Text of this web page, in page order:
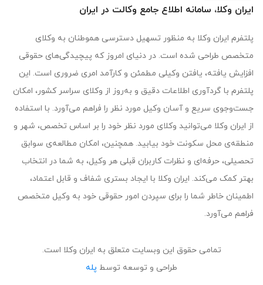
ایران وکلا، سامانه اطلاع جامع وکالت در ایران
پلتفرم ایران وکلا به منظور تسهیل دسترسی هموطنان به وکلای
متخصص طراحی شده است. در دنیای امروز که پیچیدگی‌های حقوقی
افزایش یافته، یافتن وکیلی مطمئن و کارآمد امری ضروری است. این
پلتفرم با گردآوری اطلاعات دقیق و به‌روز از وکلای سراسر کشور، امکان
جست‌وجوی سریع و آسان وکیل مورد نظر را فراهم می‌آورد. با استفاده
از ایران وکلا می‌توانید وکلای مورد نظر خود را بر اساس تخصص، شهر و
منطقه‌ی محل سکونت خود بیابید. همچنین، امکان مطالعه‌ی سوابق
تحصیلی، حرفه‌ای و نظرات کاربران قبلی هر وکیل، به شما در انتخاب
بهتر کمک می‌کند. ایران وکلا با ایجاد بستری شفاف و قابل اعتماد،
اطمینان خاطر شما را برای سپردن امور حقوقی خود به وکیل متخصص
فراهم می‌آورد.
تمامی حقوق این وبسایت متعلق به ایران وکلا است.
طراحی و توسعه توسط پله